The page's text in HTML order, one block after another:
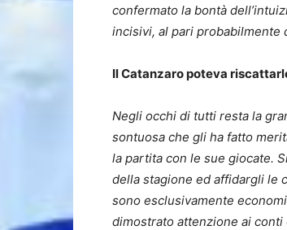
confermato la bontà
incisivi, al pari probabilmente
Il Catanzaro poteva
Negli occhi di tutti resta la
sontuosa che gli ha fatto
la partita con le sue giocate.
della stagione ed affidargli le
sono esclusivamente
dimostrato attenzione ai